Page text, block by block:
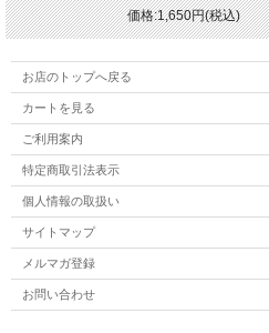
価格:1,650円(税込)
お店のトップへ戻る
カートを見る
ご利用案内
特定商取引法表示
個人情報の取扱い
サイトマップ
メルマガ登録
お問い合わせ